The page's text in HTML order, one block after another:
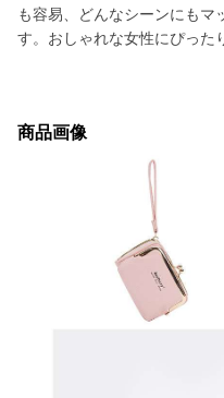
も容易、どんなシーンにもマ
す。おしゃれな女性にぴった
商品画像